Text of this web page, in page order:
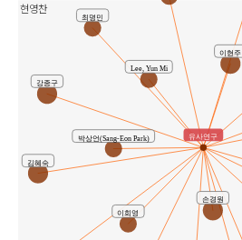
현영찬
Lee, Yun Mi
강종구
김혜숙
박상언(Sang-Eon Park)
손경원
이현주
이희영
최명민
유사연구